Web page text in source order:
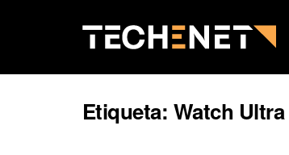
Etiqueta: Watch Ultra